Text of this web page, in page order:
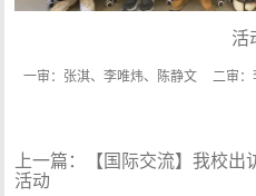
活
一审：张淇、李唯炜、陈静文 二审
上一篇：
【国际交流】我校
活动